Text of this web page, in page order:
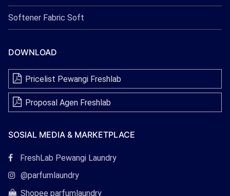
Softener Fabric Soft
DOWNLOAD
Pricelist Pewangi Freshlab
Proposal Agen Freshlab
SOSIAL MEDIA & MARKETPLACE
Tautan
Facebook
FreshLab Pewangi Laundry
Tautan
Instagram
@parfumlaundry
Tautan
Shopee parfumlaundry